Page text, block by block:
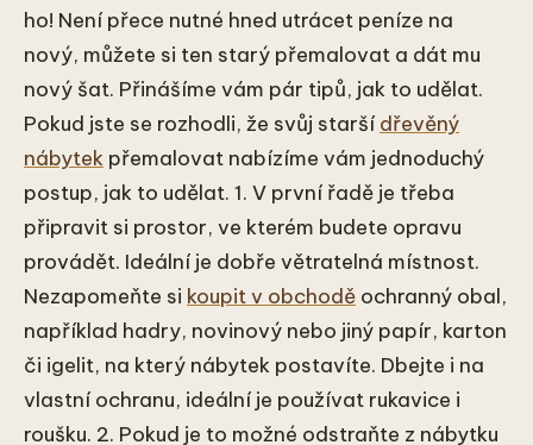
ho! Není přece nutné hned utrácet peníze na
nový, můžete si ten starý přemalovat a dát mu
nový šat. Přinášíme vám pár tipů, jak to udělat.
Pokud jste se rozhodli, že svůj starší dřevěný
nábytek přemalovat nabízíme vám jednoduchý
postup, jak to udělat. 1. V první řadě je třeba
připravit si prostor, ve kterém budete opravu
provádět. Ideální je dobře větratelná místnost.
Nezapomeňte si koupit v obchodě ochranný obal,
například hadry, novinový nebo jiný papír, karton
či igelit, na který nábytek postavíte. Dbejte i na
vlastní ochranu, ideální je používat rukavice i
roušku. 2. Pokud je to možné odstraňte z nábytku